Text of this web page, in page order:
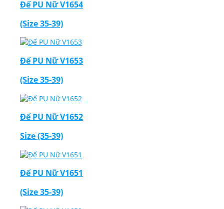
Đế PU Nữ V1654
(Size 35-39)
Đế PU Nữ V1653
(Size 35-39)
Đế PU Nữ V1652
Size (35-39)
Đế PU Nữ V1651
(Size 35-39)